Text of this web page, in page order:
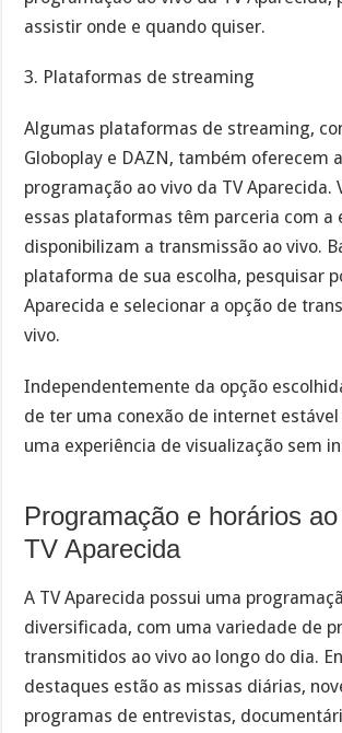
assistir onde e quando quiser.
3. Plataformas de streaming
Algumas plataformas de streaming,
Globoplay e DAZN, também oferecem
programação ao vivo da TV Aparecida.
essas plataformas têm parceria com a
disponibilizam a transmissão ao vivo.
plataforma de sua escolha, pesquisar
Aparecida e selecionar a opção de
vivo.
Independentemente da opção
de ter uma conexão de internet
uma experiência de visualização sem
Programação e horários
TV Aparecida
A TV Aparecida possui uma
diversificada, com uma variedade de
transmitidos ao vivo ao longo do dia.
destaques estão as missas diárias,
programas de entrevistas,